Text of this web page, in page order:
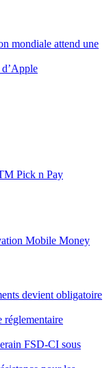
mondiale attend une
Pick n Pay
Mobile Money
devient obligatoire
réglementaire
FSD-CI sous